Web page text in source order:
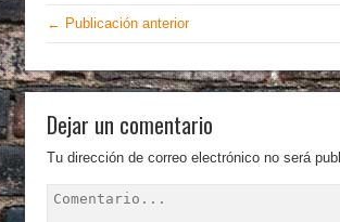
← Publicación anterior
Dejar un comentario
Tu dirección de correo electrónico no será